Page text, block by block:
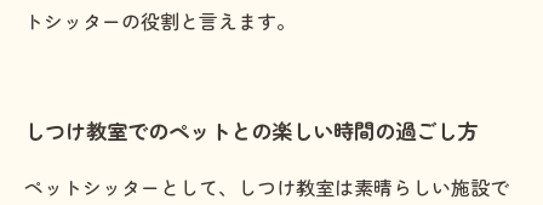
トシッターの役割と言えます。
しつけ教室でのペットとの楽しい時間の過ごし方
ペットシッターとして、しつけ教室は素晴らしい施設で